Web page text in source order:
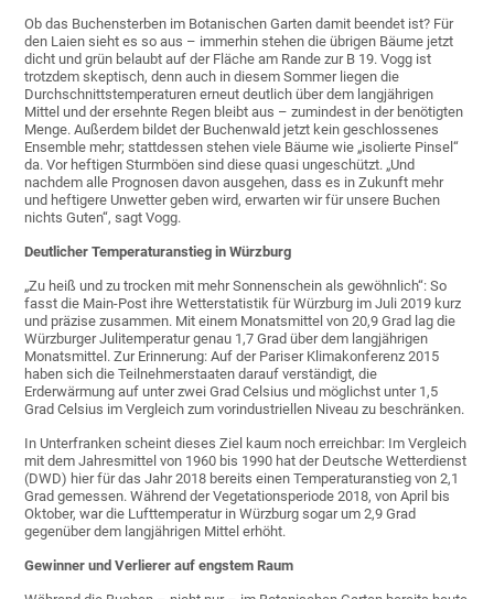
Ob das Buchensterben im Botanischen Garten damit beendet ist? Für
den Laien sieht es so aus – immerhin stehen die übrigen Bäume jetzt
dicht und grün belaubt auf der Fläche am Rande zur B 19. Vogg ist
trotzdem skeptisch, denn auch in diesem Sommer liegen die
Durchschnittstemperaturen erneut deutlich über dem langjährigen
Mittel und der ersehnte Regen bleibt aus – zumindest in der benötigten
Menge. Außerdem bildet der Buchenwald jetzt kein geschlossenes
Ensemble mehr; stattdessen stehen viele Bäume wie „isolierte Pinsel“
da. Vor heftigen Sturmböen sind diese quasi ungeschützt. „Und
nachdem alle Prognosen davon ausgehen, dass es in Zukunft mehr
und heftigere Unwetter geben wird, erwarten wir für unsere Buchen
nichts Guten“, sagt Vogg.
Deutlicher Temperaturanstieg in Würzburg
„Zu heiß und zu trocken mit mehr Sonnenschein als gewöhnlich“: So
fasst die Main-Post ihre Wetterstatistik für Würzburg im Juli 2019 kurz
und präzise zusammen. Mit einem Monatsmittel von 20,9 Grad lag die
Würzburger Julitemperatur genau 1,7 Grad über dem langjährigen
Monatsmittel. Zur Erinnerung: Auf der Pariser Klimakonferenz 2015
haben sich die Teilnehmerstaaten darauf verständigt, die
Erderwärmung auf unter zwei Grad Celsius und möglichst unter 1,5
Grad Celsius im Vergleich zum vorindustriellen Niveau zu beschränken.
In Unterfranken scheint dieses Ziel kaum noch erreichbar: Im Vergleich
mit dem Jahresmittel von 1960 bis 1990 hat der Deutsche Wetterdienst
(DWD) hier für das Jahr 2018 bereits einen Temperaturanstieg von 2,1
Grad gemessen. Während der Vegetationsperiode 2018, von April bis
Oktober, war die Lufttemperatur in Würzburg sogar um 2,9 Grad
gegenüber dem langjährigen Mittel erhöht.
Gewinner und Verlierer auf engstem Raum